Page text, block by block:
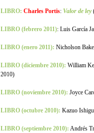
LIBRO: Charles Portis: Valor de ley
LIBRO (febrero 2011): Luis García
LIBRO (enero 2011): Nicholson
LIBRO (diciembre 2010): William
2010)
LIBRO (noviembre 2010): Joyce
LIBRO (octubre 2010): Kazuo
LIBRO (septiembre 2010): Andrés